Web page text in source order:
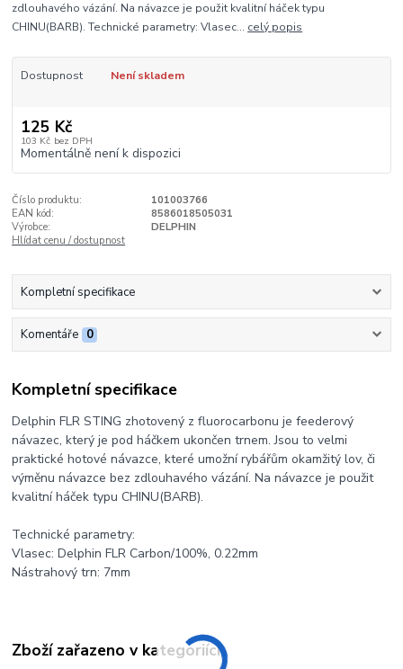
zdlouhavého vázání. Na návazce je použit kvalitní háček typu
CHINU(BARB). Technické parametry: Vlasec... celý popis
Dostupnost Není skladem
125 Kč
103 Kč bez DPH
Momentálně není k dispozici
Číslo produktu:
101003766
EAN kód:
8586018505031
Výrobce:
DELPHIN
Hlídat cenu / dostupnost
Kompletní specifikace
Komentáře 0
Kompletní specifikace
Delphin FLR STING zhotovený z fluorocarbonu je feederový
návazec, který je pod háčkem ukončen trnem. Jsou to velmi
praktické hotové návazce, které umožní rybářům okamžitý lov, či
výměnu návazce bez zdlouhavého vázání. Na návazce je použit
kvalitní háček typu CHINU(BARB).
Technické parametry:
Vlasec: Delphin FLR Carbon/100%, 0.22mm
Nástrahový trn: 7mm
Zboží zařazeno v kategoriích